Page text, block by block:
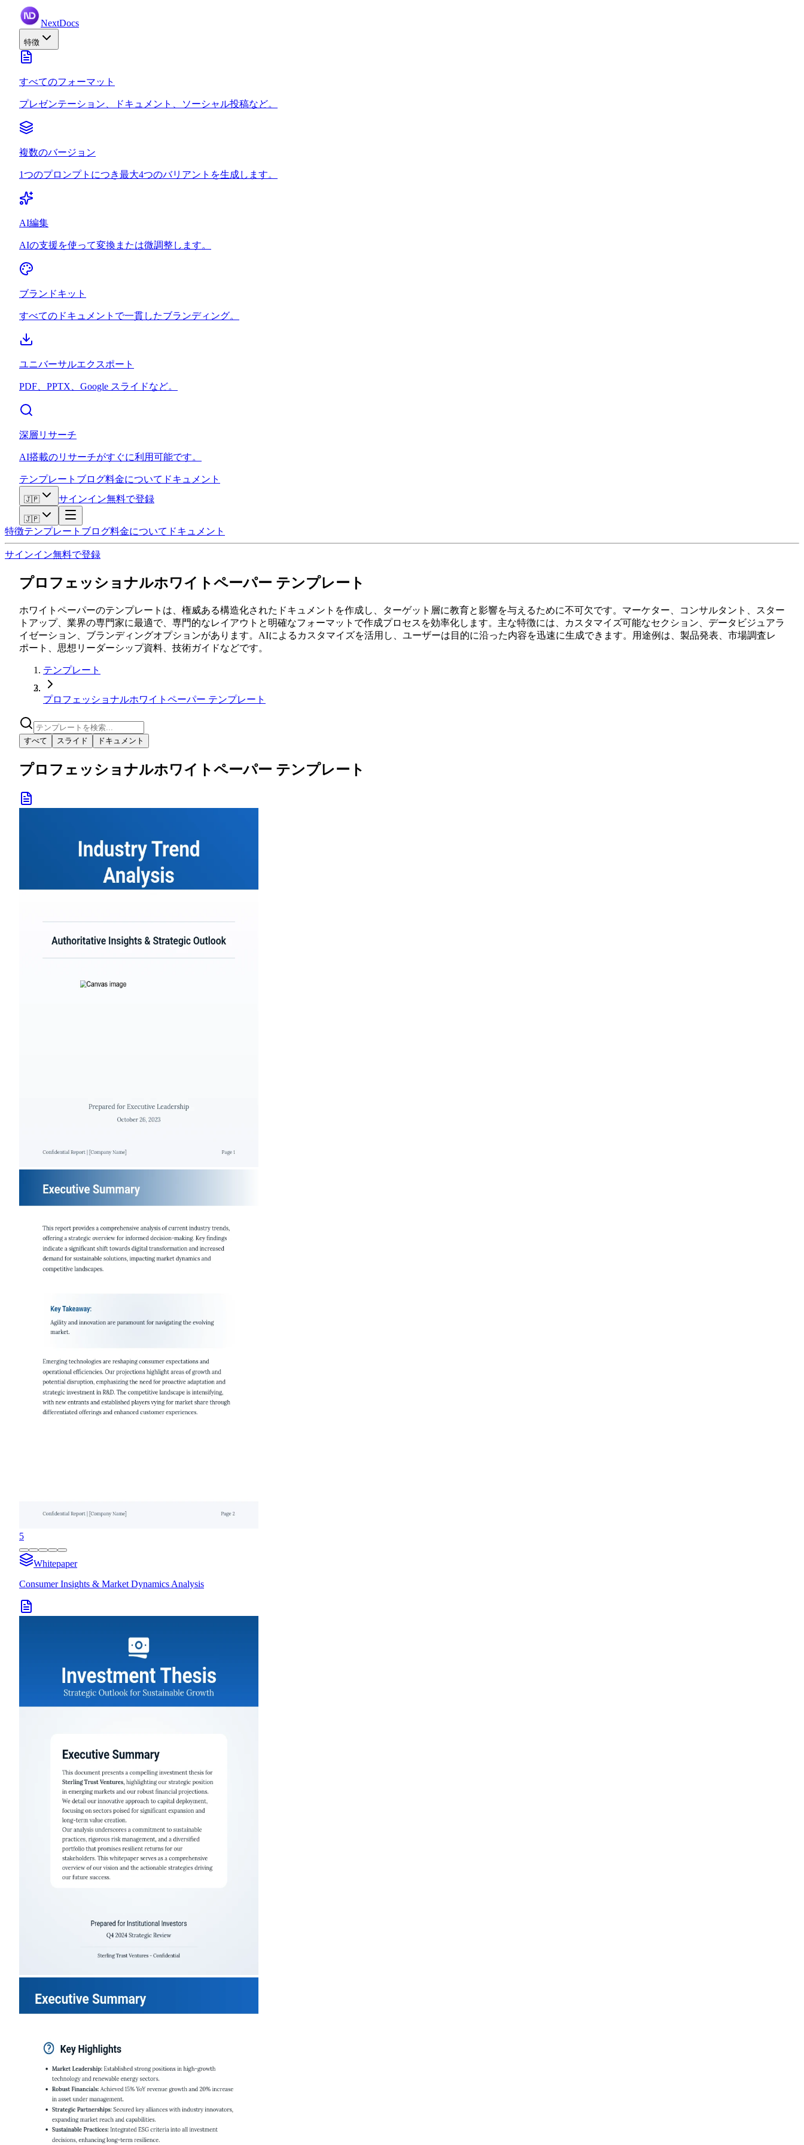
NextDocs
特徴
すべてのフォーマット
プレゼンテーション、ドキュメント、ソーシャル投稿など。
複数のバージョン
1つのプロンプトにつき最大4つのバリアントを生成します。
AI編集
AIの支援を使って変換または微調整します。
ブランドキット
すべてのドキュメントで一貫したブランディング。
ユニバーサルエクスポート
PDF、PPTX、Google スライドなど。
深層リサーチ
AI搭載のリサーチがすぐに利用可能です。
テンプレート ブログ料金について ドキュメント
🇯🇵 サインイン無料で登録
🇯🇵
特徴テンプレート ブログ料金について ドキュメント
サインイン無料で登録
プロフェッショナルホワイトペーパー テンプレート
ホワイトペーパーのテンプレートは、権威ある構造化されたドキュメントを作成し、ターゲット層に教育と影響を与えるために不可欠です。マーケター、コンサルタント、スター
トアップ、業界の専門家に最適で、専門的なレイアウトと明確なフォーマットで作成プロセスを効率化します。主な特徴には、カスタマイズ可能なセクション、データビジュアラ
イゼーション、ブランディングオプションがあります。AIによるカスタマイズを活用し、ユーザーは目的に沿った内容を迅速に生成できます。用途例は、製品発表、市場調査レ
ポート、思想リーダーシップ資料、技術ガイドなどです。
テンプレート
プロフェッショナルホワイトペーパー テンプレート
すべて スライド ドキュメント
プロフェッショナルホワイトペーパー テンプレート
5
Whitepaper
Consumer Insights & Market Dynamics Analysis